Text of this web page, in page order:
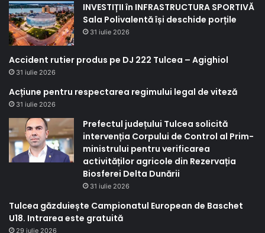
INVESTIȚII în INFRASTRUCTURA SPORTIVĂ
Sala Polivalentă își deschide porțile
31 iulie 2026
Accident rutier produs pe DJ 222 Tulcea – Agighiol
31 iulie 2026
Acțiune pentru respectarea regimului legal de viteză
31 iulie 2026
Prefectul județului Tulcea solicită
intervenția Corpului de Control al Prim-
ministrului pentru verificarea
activităților agricole din Rezervația
Biosferei Delta Dunării
31 iulie 2026
Tulcea găzduiește Campionatul European de Baschet
U18. Intrarea este gratuită
29 iulie 2026